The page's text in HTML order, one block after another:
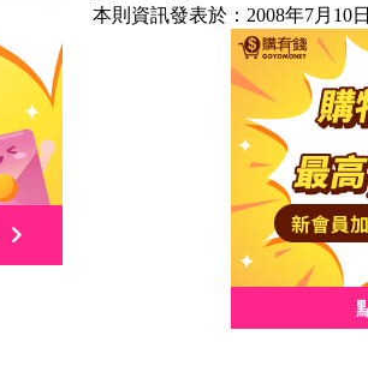
本則資訊發表於：2008年7月10